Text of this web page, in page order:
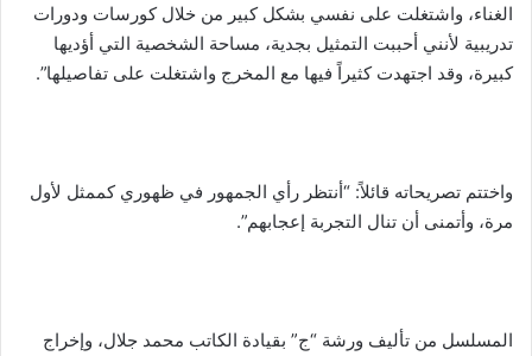
الغناء، واشتغلت على نفسي بشكل كبير من خلال كورسات ودورات
تدريبية لأنني أحببت التمثيل بجدية، مساحة الشخصية التي أؤديها
كبيرة، وقد اجتهدت كثيراً فيها مع المخرج واشتغلت على تفاصيلها”.
واختتم تصريحاته قائلاً: “أنتظر رأي الجمهور في ظهوري كممثل لأول
مرة، وأتمنى أن تنال التجربة إعجابهم”.
المسلسل من تأليف ورشة “ج” بقيادة الكاتب محمد جلال، وإخراج